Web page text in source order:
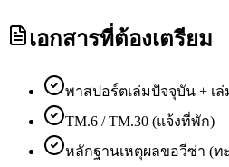
เอกสารที่ต้องเตรียม
พาสปอร์ตเล่มปัจจุบัน + เล่
TM.6 / TM.30 (แจ้งที่พัก)
หลักฐานเหตุผลขอวีซ่า (ทะ